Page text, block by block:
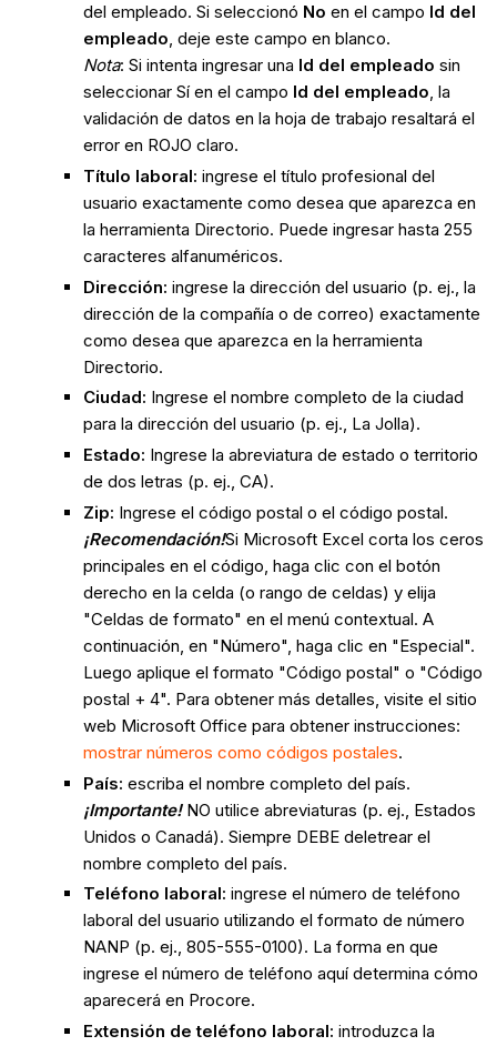
del empleado. Si seleccionó No en el campo Id del
empleado, deje este campo en blanco.
Nota: Si intenta ingresar una Id del empleado sin
seleccionar Sí en el campo Id del empleado, la
validación de datos en la hoja de trabajo resaltará el
error en ROJO claro.
Título laboral: ingrese el título profesional del
usuario exactamente como desea que aparezca en
la herramienta Directorio. Puede ingresar hasta 255
caracteres alfanuméricos.
Dirección: ingrese la dirección del usuario (p. ej., la
dirección de la compañía o de correo) exactamente
como desea que aparezca en la herramienta
Directorio.
Ciudad: Ingrese el nombre completo de la ciudad
para la dirección del usuario (p. ej., La Jolla).
Estado: Ingrese la abreviatura de estado o territorio
de dos letras (p. ej., CA).
Zip: Ingrese el código postal o el código postal.
¡Recomendación!Si Microsoft Excel corta los ceros
principales en el código, haga clic con el botón
derecho en la celda (o rango de celdas) y elija
"Celdas de formato" en el menú contextual. A
continuación, en "Número", haga clic en "Especial".
Luego aplique el formato "Código postal" o "Código
postal + 4". Para obtener más detalles, visite el sitio
web Microsoft Office para obtener instrucciones:
mostrar números como códigos postales.
País: escriba el nombre completo del país.
¡Importante!NO utilice abreviaturas (p. ej., Estados
Unidos o Canadá). Siempre DEBE deletrear el
nombre completo del país.
Teléfono laboral: ingrese el número de teléfono
laboral del usuario utilizando el formato de número
NANP (p. ej., 805-555-0100). La forma en que
ingrese el número de teléfono aquí determina cómo
aparecerá en Procore.
Extensión de teléfono laboral: introduzca la